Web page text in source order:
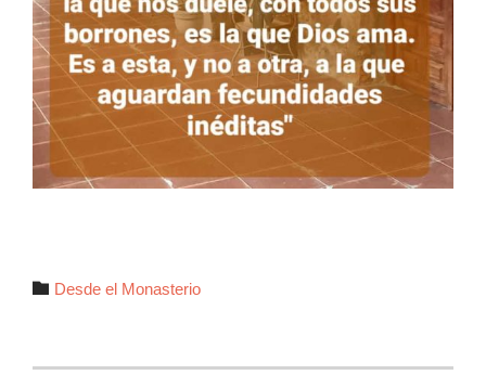
 Autor
Desde el Monasterio